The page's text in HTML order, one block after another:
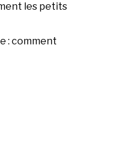
les petits
: comment